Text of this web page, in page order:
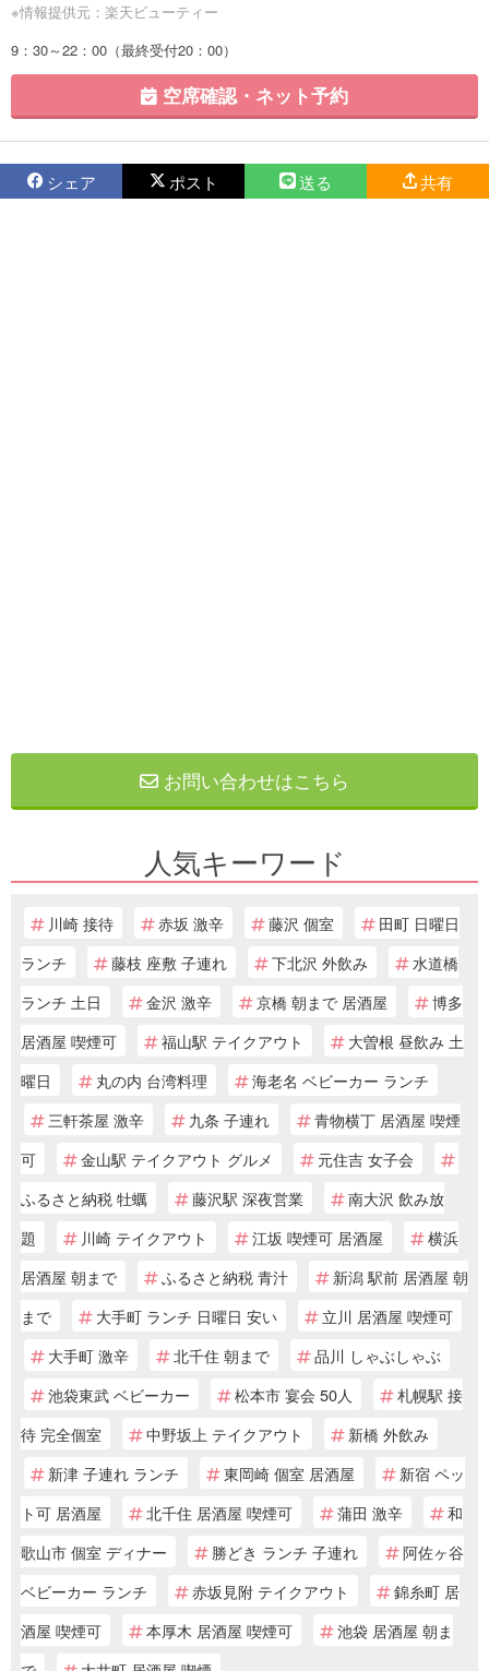
※情報提供元：楽天ビューティー
9：30～22：00（最終受付20：00）
空席確認・ネット予約
シェア ポスト 送る 共有
お問い合わせはこちら
人気キーワード
川崎 接待 赤坂 激辛 藤沢 個室
田町 日曜日
ランチ
藤枝 座敷 子連れ 下北沢 外飲み
水道橋
ランチ 土日
金沢 激辛 京橋 朝まで 居酒屋
博多
居酒屋 喫煙可
福山駅 テイクアウト
大曽根 昼飲み 土
曜日
丸の内 台湾料理
海老名 ベビーカー ランチ
三軒茶屋 激辛
九条 子連れ
青物横丁 居酒屋 喫煙
可
金山駅 テイクアウト グルメ
元住吉 女子会
ふるさと納税 牡蠣
藤沢駅 深夜営業
南大沢 飲み放
題
川崎 テイクアウト 江坂 喫煙可 居酒屋
横浜
居酒屋 朝まで
ふるさと納税 青汁
新潟 駅前 居酒屋 朝
まで
大手町 ランチ 日曜日 安い
立川 居酒屋 喫煙可
大手町 激辛
北千住 朝まで
品川 しゃぶしゃぶ
池袋東武 ベビーカー
松本市 宴会 50人
札幌駅 接
待 完全個室
中野坂上 テイクアウト
新橋 外飲み
新津 子連れ ランチ
東岡崎 個室 居酒屋
新宿 ペッ
ト可 居酒屋
北千住 居酒屋 喫煙可 蒲田 激辛
和
歌山市 個室 ディナー
勝どき ランチ 子連れ
阿佐ヶ谷
ベビーカー ランチ
赤坂見附 テイクアウト
錦糸町 居
酒屋 喫煙可
本厚木 居酒屋 喫煙可
池袋 居酒屋 朝ま